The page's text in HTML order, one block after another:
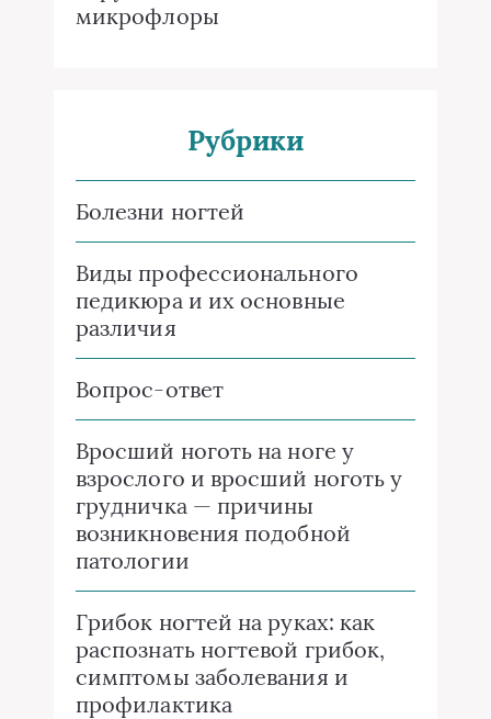
микрофлоры
Рубрики
Болезни ногтей
Виды профессионального
педикюра и их основные
различия
Вопрос-ответ
Вросший ноготь на ноге у
взрослого и вросший ноготь у
грудничка — причины
возникновения подобной
патологии
Грибок ногтей на руках: как
распознать ногтевой грибок,
симптомы заболевания и
профилактика